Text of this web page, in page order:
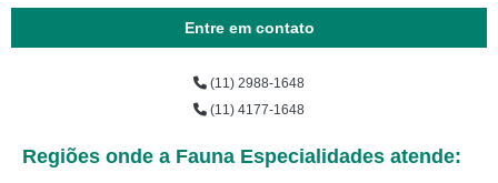
Entre em contato
(11) 2988-1648
(11) 4177-1648
Regiões onde a Fauna Especialidades atende: